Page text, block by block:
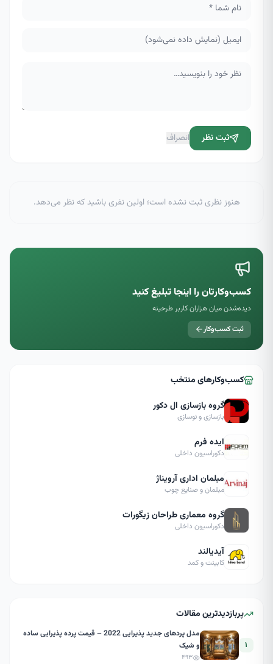
ثبت نظر انصراف
هنوز نظری ثبت نشده است؛ اولین نفری باشید که نظر می‌دهد.
کسب‌وکارتان را اینجا تبلیغ کنید
دیده‌شدن میان هزاران کاربر طرحینه
ثبت کسب‌وکار
کسب‌وکارهای منتخب
گروه بازسازی ال دکور
بازسازی و نوسازی
ایده فرم
دکوراسیون داخلی
مبلمان اداری آرویناژ
مبلمان و صنایع چوب
گروه معماری طراحان زیگورات
دکوراسیون داخلی
آیدیالند
کابینت و کمد
پربازدیدترین مقالات
۱
مدل پردهای جدید پذیرایی 2022 – قیمت پرده پذیرایی ساده
و شیک
۴۹۳